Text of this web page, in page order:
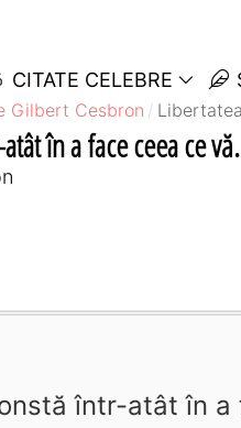
CITATE CELEBRE
Gilbert Cesbron
în a face ceea ce
într-atât în a